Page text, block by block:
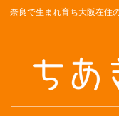
奈良で生まれ育ち大阪在住